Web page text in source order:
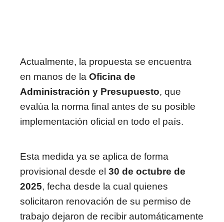
Actualmente, la propuesta se encuentra
en manos de la Oficina de
Administración y Presupuesto, que
evalúa la norma final antes de su posible
implementación oficial en todo el país.
Esta medida ya se aplica de forma
provisional desde el 30 de octubre de
2025, fecha desde la cual quienes
solicitaron renovación de su permiso de
trabajo dejaron de recibir automáticamente